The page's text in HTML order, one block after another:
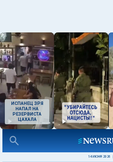
ИСПАНЕЦ ЗРЯ
НАПАЛ НА
РЕЗЕРВИСТА
ЦАХАЛА
14 ИЮНЯ 2026